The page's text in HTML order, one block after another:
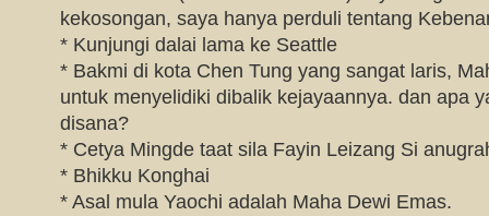
kekosongan, saya hanya perduli tentang
* Kunjungi dalai lama ke Seattle
* Bakmi di kota Chen Tung yang sangat laris,
untuk menyelidiki dibalik kejayaannya. dan apa
disana?
* Cetya Mingde taat sila Fayin Leizang Si
* Bhikku Konghai
* Asal mula Yaochi adalah Maha Dewi Emas.